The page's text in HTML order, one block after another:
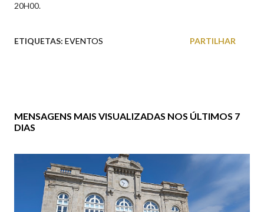
20H00.
ETIQUETAS: EVENTOS PARTILHAR
MENSAGENS MAIS VISUALIZADAS NOS ÚLTIMOS 7
DIAS